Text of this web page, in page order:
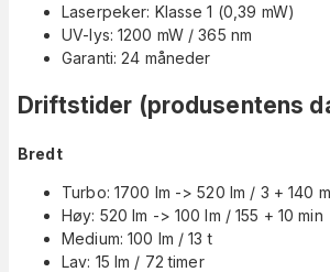
Laserpeker: Klasse 1 (0,39 mW)
UV-lys: 1200 mW / 365 nm
Garanti: 24 måneder
Driftstider (produsentens
Bredt
Turbo: 1700 lm -> 520 lm / 3 + 140
Høy: 520 lm -> 100 lm / 155 + 10 min
Medium: 100 lm / 13 t
Lav: 15 lm / 72 timer